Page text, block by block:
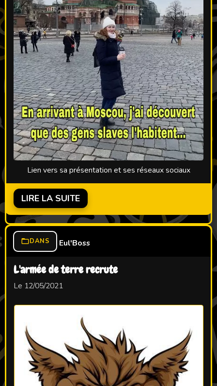
Lien vers sa présentation et ses réseaux sociaux
LIRE LA SUITE
DANS Eul'Boss
L'armée de terre recrute
Le 12/05/2021